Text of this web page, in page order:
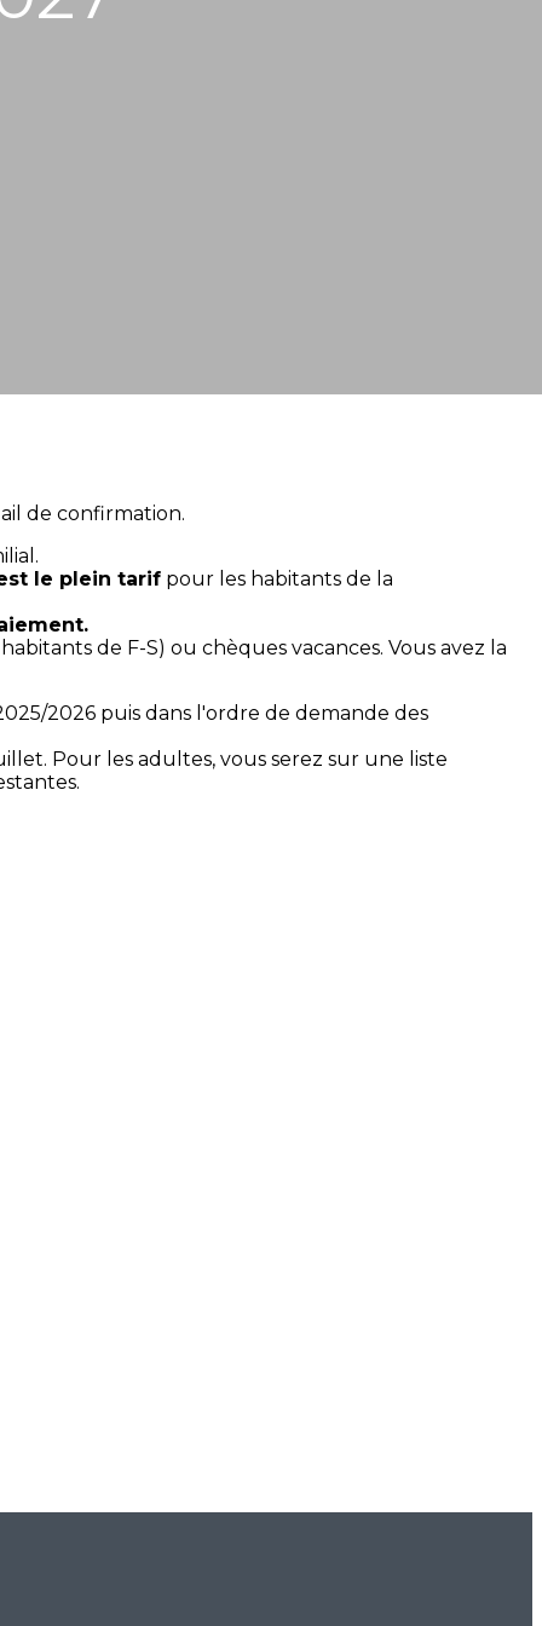
de confirmation.
le plein tarif pour les habitants de la
de F-S) ou chèques vacances. Vous avez la
2026 puis dans l'ordre de demande des
Pour les adultes, vous serez sur une liste